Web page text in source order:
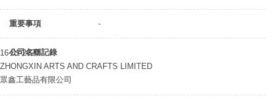
重要事項 -
公司名稱記錄
16-01-2020
ZHONGXIN ARTS AND CRAFTS LIMITED
眾鑫工藝品有限公司